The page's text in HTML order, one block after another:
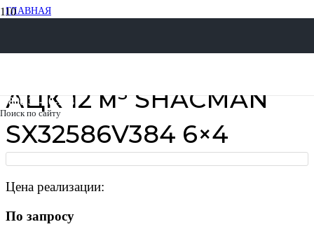
8 800 30-20-174
Поиск по сайту
ГЛАВНАЯ
АЦК 12 М³ SHACMAN SX32586V384 6×4
АЦК 12 м³ SHACMAN
SX32586V384 6×4
Цена реализации:
По запросу